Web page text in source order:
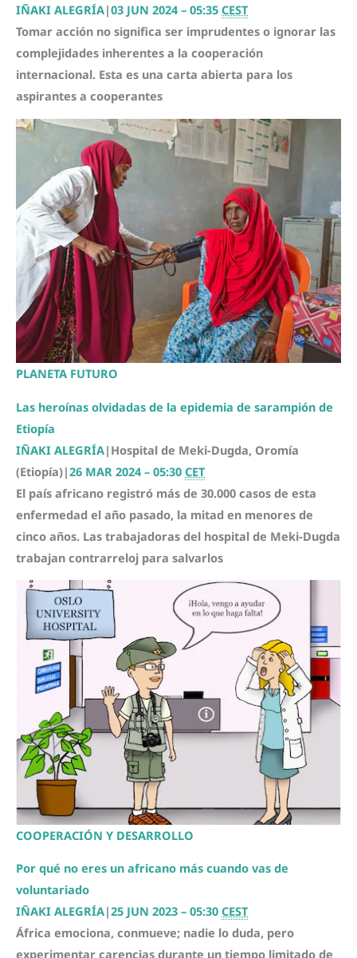
IÑAKI ALEGRÍA|03 JUN 2024 – 05:35 CEST
Tomar acción no significa ser imprudentes o ignorar las
complejidades inherentes a la cooperación
internacional. Esta es una carta abierta para los
aspirantes a cooperantes
PLANETA FUTURO
Las heroínas olvidadas de la epidemia de sarampión de
Etiopía
IÑAKI ALEGRÍA| Hospital de Meki-Dugda, Oromía
(Etiopía)|26 MAR 2024 – 05:30 CET
El país africano registró más de 30.000 casos de esta
enfermedad el año pasado, la mitad en menores de
cinco años. Las trabajadoras del hospital de Meki-Dugda
trabajan contrarreloj para salvarlos
COOPERACIÓN Y DESARROLLO
Por qué no eres un africano más cuando vas de
voluntariado
IÑAKI ALEGRÍA|25 JUN 2023 – 05:30 CEST
África emociona, conmueve; nadie lo duda, pero
experimentar carencias durante un tiempo limitado de